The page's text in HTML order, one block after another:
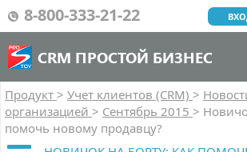
8-800-333-21-22
CRM ПРОСТОЙ БИЗНЕС
Продукт > Учет клиентов (CRM) >
организацией > Сентябрь 2015 >
помочь новому продавцу?